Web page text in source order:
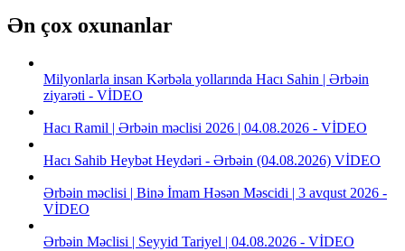
Ən çox oxunanlar
Milyonlarla insan Kərbəla yollarında Hacı Sahin | Ərbəin
ziyarəti - VİDEO
Hacı Ramil | Ərbəin məclisi 2026 | 04.08.2026 - VİDEO
Hacı Sahib Heybət Heydəri - Ərbəin (04.08.2026) VİDEO
Ərbəin məclisi | Binə İmam Həsən Məscidi | 3 avqust 2026 -
VİDEO
Ərbəin Məclisi | Seyyid Tariyel | 04.08.2026 - VİDEO